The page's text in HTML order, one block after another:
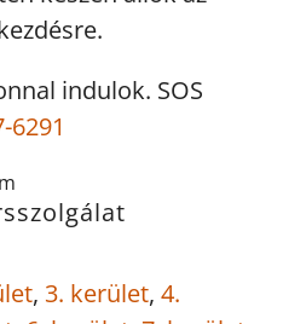
indulok. SOS
6291
, 3. kerület, 4.